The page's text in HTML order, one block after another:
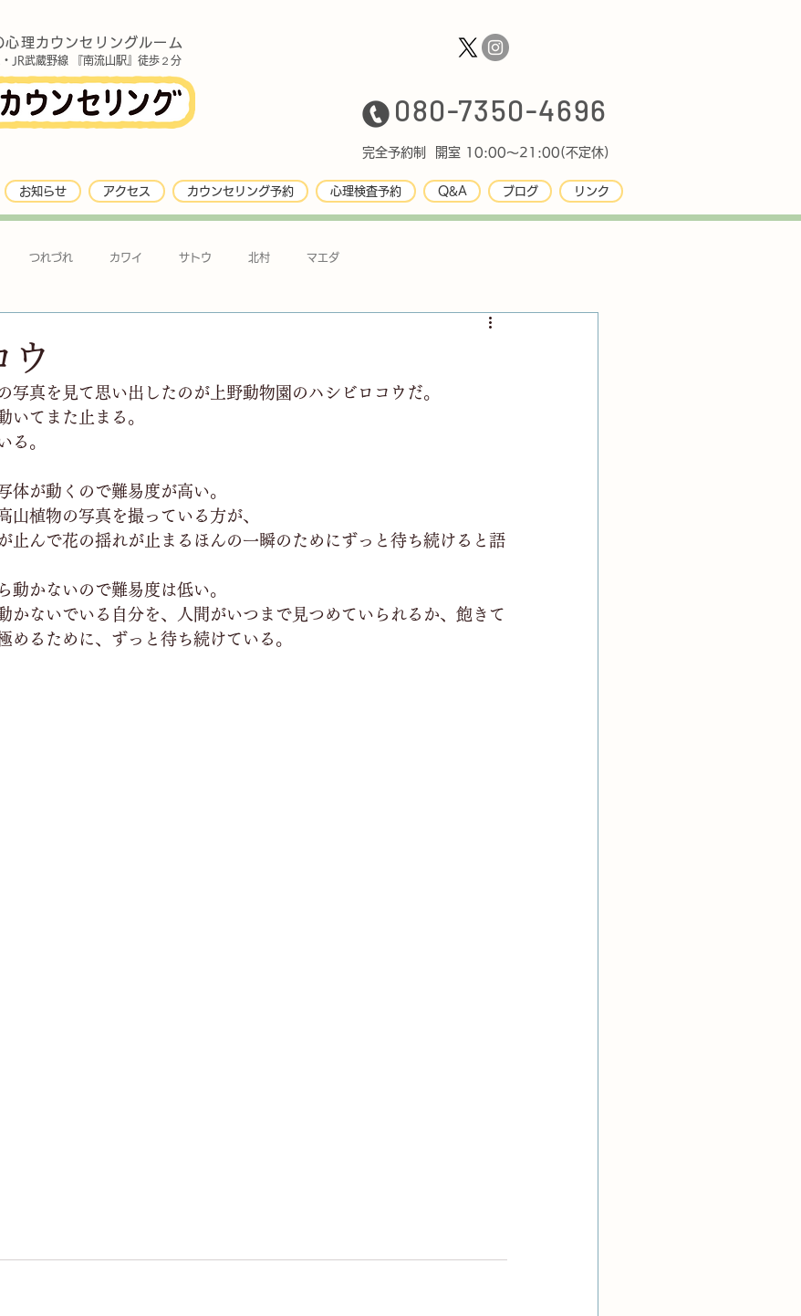
心理カウンセリングルーム
JR武蔵野線 『南流山駅』徒歩２分
080-7350-4696
完全予約制 開室 10:00〜21:00(不定休)
お知らせ アクセス カウンセリング予約 心理検査予約 Q&A ブログ リンク
つれづれ カワイ サトウ 北村 マエダ
ウ
写真を見て思い出したのが上野動物園のハシビロコウだ。
いてまた止まる。
る。
体が動くので難易度が高い。
山植物の写真を撮っている方が、
止んで花の揺れが止まるほんの一瞬のためにずっと待ち続けると語
動かないので難易度は低い。
かないでいる自分を、人間がいつまで見つめていられるか、飽きて
めるために、ずっと待ち続けている。